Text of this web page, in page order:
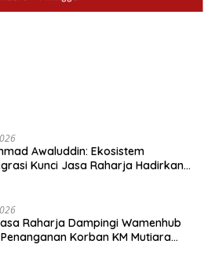
Awaluddin: Ekosistem
Kunci Jasa Raharja Hadirkan
Raharja Dampingi Wamenhub
Korban KM Mutiara